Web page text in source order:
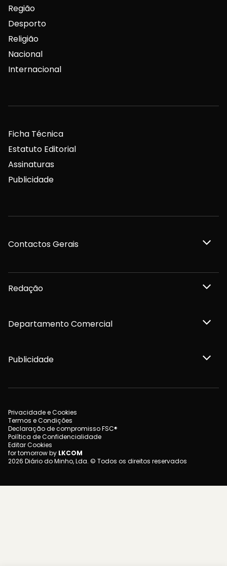
Região
Desporto
Religião
Nacional
Internacional
Ficha Técnica
Estatuto Editorial
Assinaturas
Publicidade
Contactos Gerais
Redação
Departamento Comercial
Publicidade
Privacidade e Cookies
Termos e Condições
Declaração de compromisso FSC®
Política de Confidencialidade
Editar Cookies
for tomorrow by LKCOM
2026 Diário do Minho, Lda. © Todos os direitos reservados